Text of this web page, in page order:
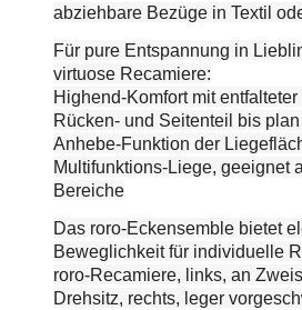
abziehbare Bezüge in Textil
Für pure Entspannung in
virtuose Recamiere:
Highend-Komfort mit
Rücken- und Seitenteil bis
Anhebe-Funktion der
Multifunktions-Liege, geeignet
Bereiche
Das roro-Eckensemble bietet
Beweglichkeit für individuelle
roro-Recamiere, links, an
Drehsitz, rechts, leger